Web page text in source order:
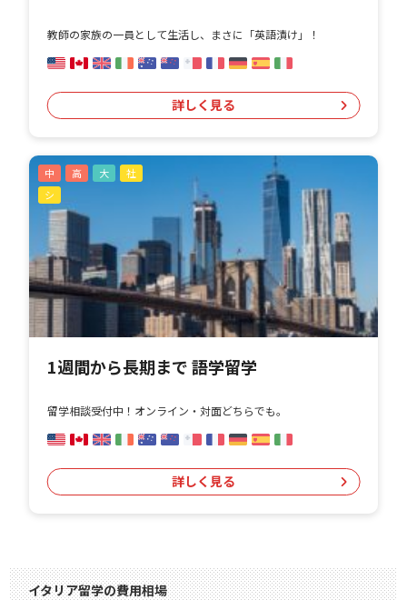
教師の家族の一員として生活し、まさに「英語漬け」！
詳しく見る
1週間から長期まで 語学留学
留学相談受付中！オンライン・対面どちらでも。
中 高 大
社
シ
詳しく見る
イタリア留学の費用相場